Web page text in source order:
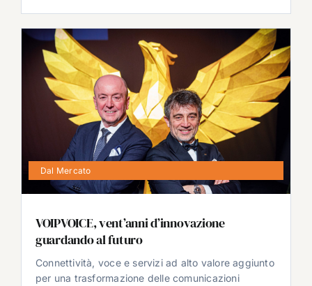
Dal Mercato
VOIPVOICE, vent’anni d’innovazione
guardando al futuro
Connettività, voce e servizi ad alto valore aggiunto
per una trasformazione delle comunicazioni